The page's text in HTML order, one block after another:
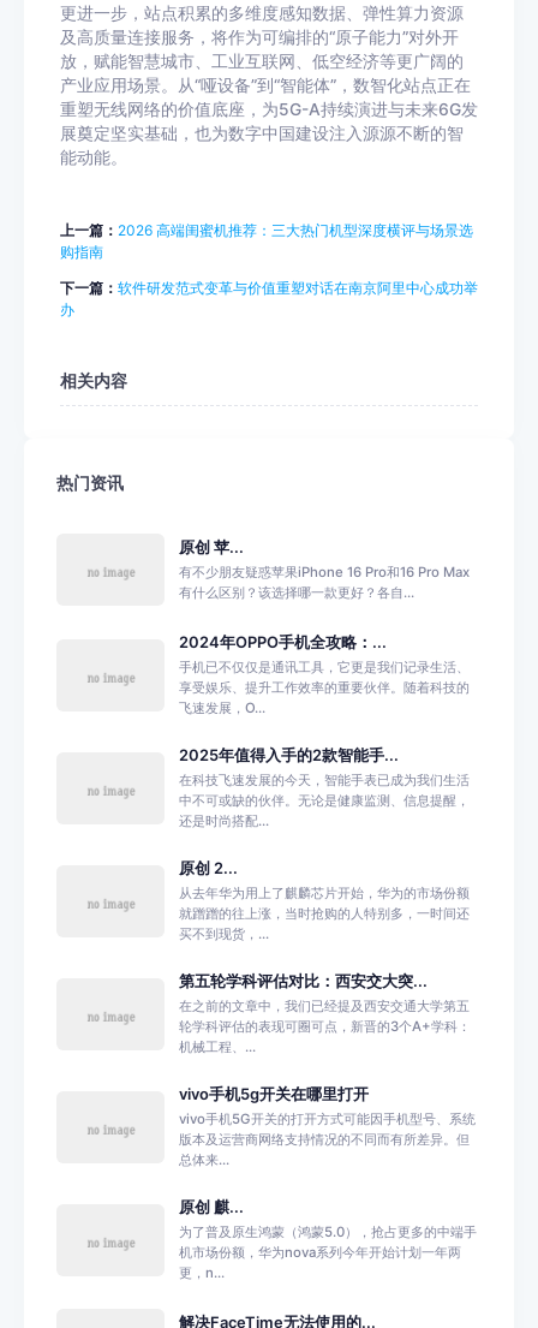
更进一步，站点积累的多维度感知数据、弹性算力资源
及高质量连接服务，将作为可编排的“原子能力”对外开
放，赋能智慧城市、工业互联网、低空经济等更广阔的
产业应用场景。从“哑设备”到“智能体”，数智化站点正在
重塑无线网络的价值底座，为5G-A持续演进与未来6G发
展奠定坚实基础，也为数字中国建设注入源源不断的智
能动能。
上一篇： 2026 高端闺蜜机推荐：三大热门机型深度横评与场景选
购指南
下一篇： 软件研发范式变革与价值重塑对话在南京阿里中心成功举
办
相关内容
热门资讯
原创 苹...
有不少朋友疑惑苹果iPhone 16 Pro和16 Pro Max
有什么区别？该选择哪一款更好？各自...
2024年OPPO手机全攻略：...
手机已不仅仅是通讯工具，它更是我们记录生活、
享受娱乐、提升工作效率的重要伙伴。随着科技的
飞速发展，O...
2025年值得入手的2款智能手...
在科技飞速发展的今天，智能手表已成为我们生活
中不可或缺的伙伴。无论是健康监测、信息提醒，
还是时尚搭配...
原创 2...
从去年华为用上了麒麟芯片开始，华为的市场份额
就蹭蹭的往上涨，当时抢购的人特别多，一时间还
买不到现货，...
第五轮学科评估对比：西安交大突...
在之前的文章中，我们已经提及西安交通大学第五
轮学科评估的表现可圈可点，新晋的3个A+学科：
机械工程、...
vivo手机5g开关在哪里打开
vivo手机5G开关的打开方式可能因手机型号、系统
版本及运营商网络支持情况的不同而有所差异。但
总体来...
原创 麒...
为了普及原生鸿蒙（鸿蒙5.0），抢占更多的中端手
机市场份额，华为nova系列今年开始计划一年两
更，n...
解决FaceTime无法使用的...